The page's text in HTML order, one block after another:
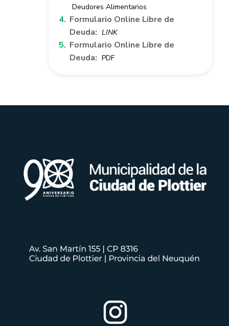
Deudores Alimentarios
Formulario Online Libre de
Deuda: LINK
Formulario Online Libre de
Deuda: PDF